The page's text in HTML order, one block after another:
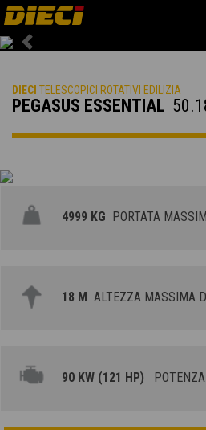
Previous
DIECI TELESCOPICI ROTATIVI EDILIZIA
PEGASUS ESSENTIAL
4999 KG PORTATA
18 M ALTEZZA MASSIMA
90 KW (121 HP)